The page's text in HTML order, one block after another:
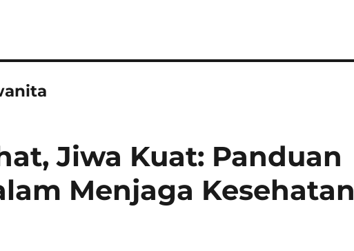
Jiwa Kuat: Panduan
Menjaga Kesehatan